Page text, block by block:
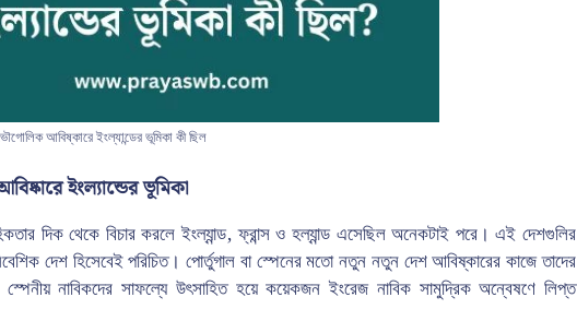
আবিষ্কারে ইংল্যান্ডের ভূমিকা কী ছিল
ইংল্যান্ডের ভূমিকা
দিক থেকে বিচার করলে ইংল্যান্ড, ফ্রান্স ও হল্যান্ড এসেছিল অনেকটাই পরে। এই দেশগুলির
দেশ হিসেবেই পরিচিত। পোর্তুগাল বা স্পেনের মতো নতুন নতুন দেশ আবিষ্কারের কাজে তাদের
নাবিকদের সাফল্যে উৎসাহিত হয়ে কয়েকজন ইংরেজ নাবিক সামুদ্রিক অন্বেষণে লিপ্ত